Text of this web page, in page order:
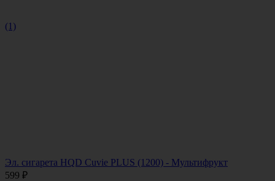
(1)
Эл. сигарета HQD Cuvie PLUS (1200) - Мультифрукт
599 ₽